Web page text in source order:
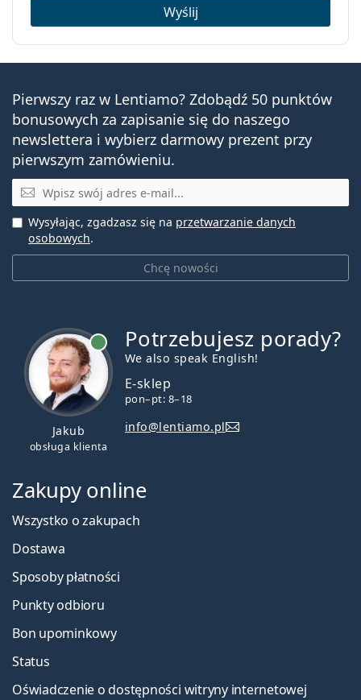
Wyślij
Pierwszy raz w Lentiamo? Zdobądź 50 punktów
bonusowych za zapisanie się do naszego
newslettera i wybierz darmowy prezent przy
pierwszym zamówieniu.
E-mail
Chcę nowości
Wysyłając, zgadzasz się na przetwarzanie danych
osobowych.
Jakub
obsługa klienta
Potrzebujesz porady?
We also speak English!
E-sklep
pon–pt: 8–18
info@lentiamo.pl
Zakupy online
Wszystko o zakupach
Dostawa
Sposoby płatności
Punkty odbioru
Bon upominkowy
Status
Oświadczenie o dostępności witryny internetowej